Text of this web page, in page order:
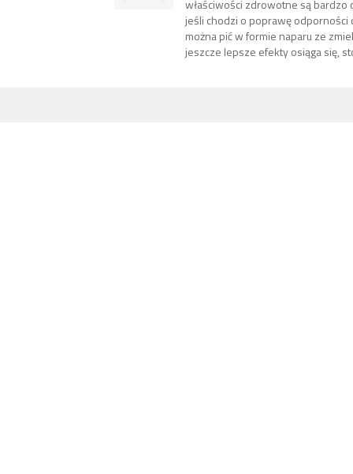
właściwości zdrowotne są bardzo
jeśli chodzi o poprawę odporności
można pić w formie naparu ze
jeszcze lepsze efekty osiąga się,